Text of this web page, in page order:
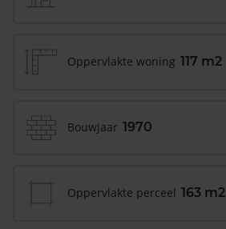
Oppervlakte woning 117 m2
Bouwjaar 1970
Oppervlakte perceel 163 m2